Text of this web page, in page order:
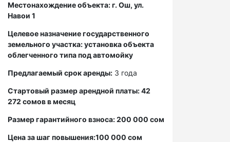
Местонахождение объекта: г. Ош, ул.
Навои 1
Целевое назначение государственного
земельного участка: установка объекта
облегченного типа под автомойку
Предлагаемый срок аренды: 3 года
Стартовый размер арендной платы: 42
272 сомов в месяц
Размер гарантийного взноса: 200 000 сом
Цена за шаг повышения:100 000 сом